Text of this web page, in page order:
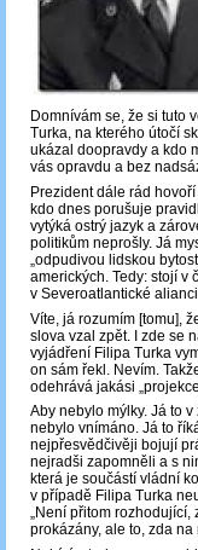
Domnívám se, že si tuto
Turka, na kterého útočí
ukázal doopravdy a kdo
vás opravdu a bez
Prezident dále rád
kdo dnes porušuje
vytýká ostrý jazyk a
politikům neprošly. Já
„odpudivou lidskou
amerických. Tedy: stojí v
v Severoatlantické
Víte, já rozumím [tomu],
slova vzal zpět. I zde se
vyjádření Filipa Turka
on sám řekl. Nevím.
odehrává jakási
Aby nebylo mýlky. Já to
nebylo vnímáno. Já to
nejpřesvědčivěji bojují
nejradši zapomněli a s
která je součástí vládní
v případě Filipa Turka
„Není přitom rozhodující,
prokázány, ale to, zda